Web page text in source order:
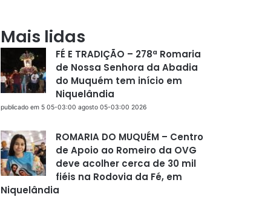
Mais lidas
FÉ E TRADIÇÃO – 278ª Romaria
de Nossa Senhora da Abadia
do Muquém tem início em
Niquelândia
publicado em 5 05-03:00 agosto 05-03:00 2026
ROMARIA DO MUQUÉM – Centro
de Apoio ao Romeiro da OVG
deve acolher cerca de 30 mil
fiéis na Rodovia da Fé, em
Niquelândia